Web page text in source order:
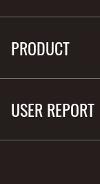
PRODUCT
USER REPORT